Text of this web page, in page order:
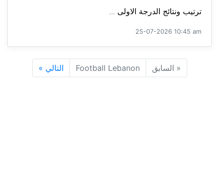
ترتيب ونتائج الدرجة الاولى ...
25-07-2026 10:45 am
« السابق Football Lebanon التالي »